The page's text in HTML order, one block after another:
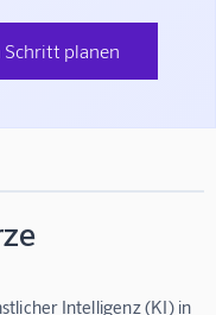
Schritt planen
Intelligenz (KI) in